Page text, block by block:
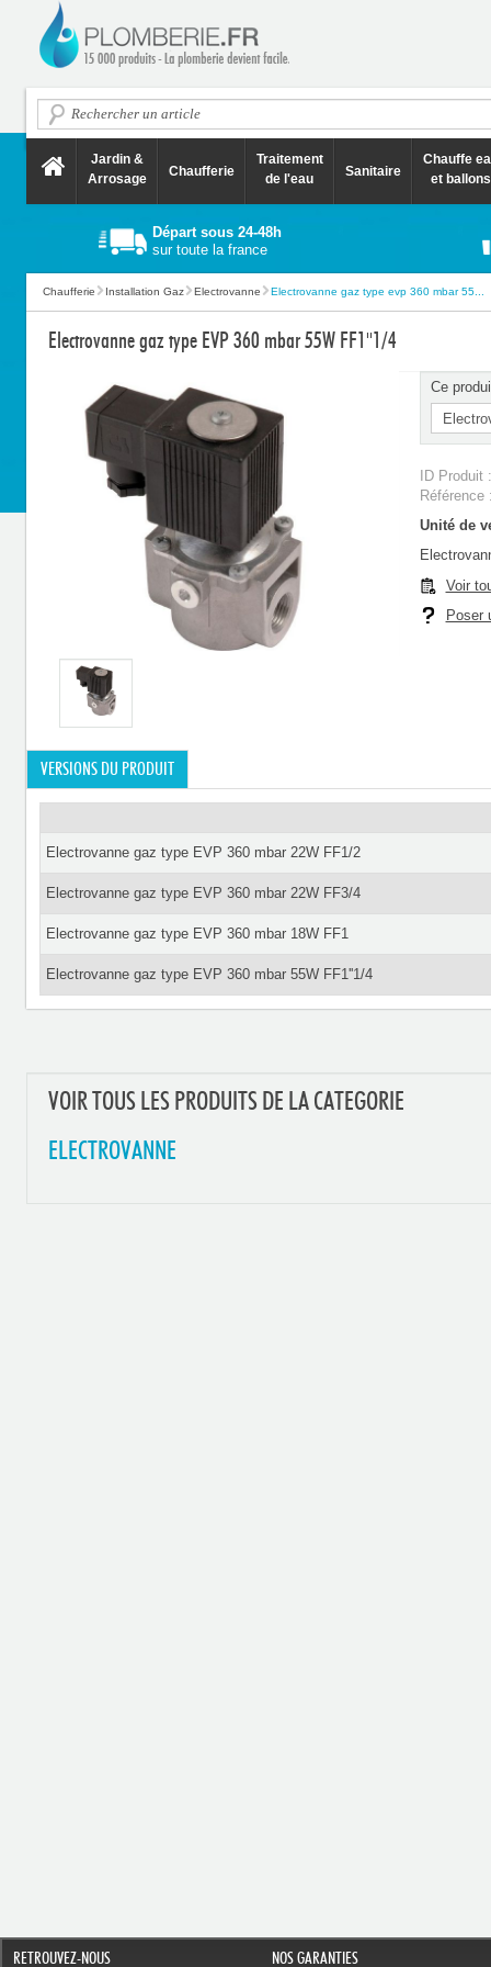
Jardin &
Arrosage
Chaufferie
Traitement
de l'eau
Sanitaire
Chauffe
et ballons
Départ sous 24-48h
sur toute la france
Chaufferie Installation Gaz Electrovanne Electrovanne gaz type evp 360 mbar 55...
Electrovanne gaz type EVP 360 mbar 55W FF1''1/4
Ce
ID Produit
Unité de
Voir
Poser
VERSIONS DU PRODUIT
Electrovanne gaz type EVP 360 mbar 22W FF1/2
Electrovanne gaz type EVP 360 mbar 22W FF3/4
Electrovanne gaz type EVP 360 mbar 18W FF1
Electrovanne gaz type EVP 360 mbar 55W FF1''1/4
VOIR TOUS LES PRODUITS DE LA CATEGORIE
ELECTROVANNE
RETROUVEZ-NOUS NOS GARANTIES